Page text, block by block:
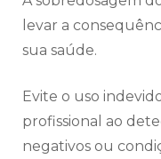
levar a
sua saúde.
Evite o uso
profissional ao
negativos ou